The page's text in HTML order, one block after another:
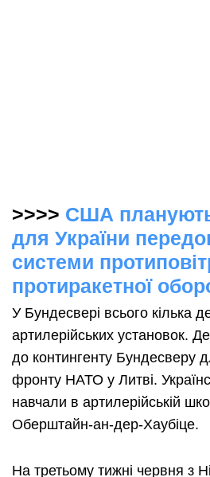
>>>> США
для України
системи
протиракетної
У Бундесвері всього кілька
артилерійських установок.
до контингенту Бундесверу
фронту НАТО у Литві.
навчали в артилерійській
Оберштайн-ан-дер-Хаубіце.
На третьому тижні червня з